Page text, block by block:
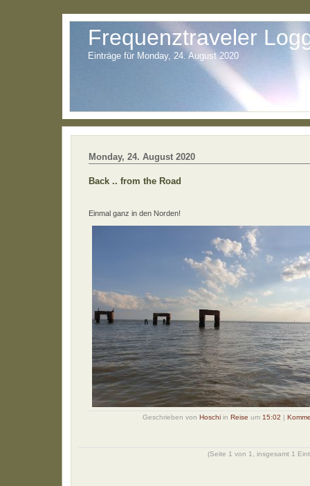
Frequenztraveler
Einträge für Monday, 24. August 2020
Monday, 24. August 2020
Back .. from the Road
Einmal ganz in den Norden!
Geschrieben von Hoschi in Reise um 15:02 |
(Seite 1 von 1, insgesamt 1